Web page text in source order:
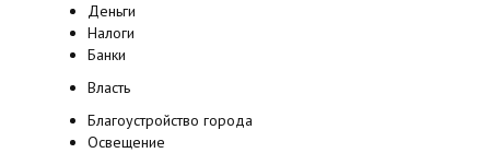
Деньги
Налоги
Банки
Власть
Благоустройство города
Освещение